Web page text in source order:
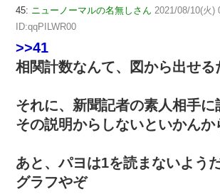
45: ニューノーマルの名無しさん 2021/08/10(火)
ID:qqPILWR00
>>41
相関計数なんて、図から出せる
それに、新聞記者の素人相手に
その説明からしないといかんか
あと、パヨは1を読まないよう
グラフやぞ